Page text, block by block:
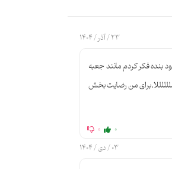
23 / آذر / 1404
فکر کردم مانند جعبه
من رضایت بخش
0
0
03 / دی / 1404